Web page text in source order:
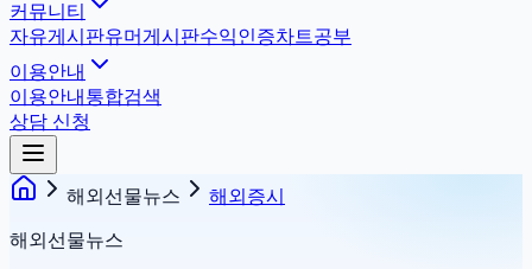
커뮤니티
자유게시판유머게시판수익인증차트공부
이용안내
이용안내 통합검색
상담 신청
해외선물뉴스 해외증시
해외선물뉴스